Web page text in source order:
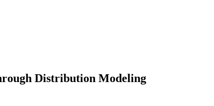
Distribution Modeling